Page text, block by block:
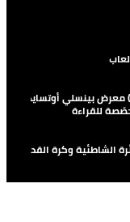
للقراءة
الشاطئية وكرة القدم